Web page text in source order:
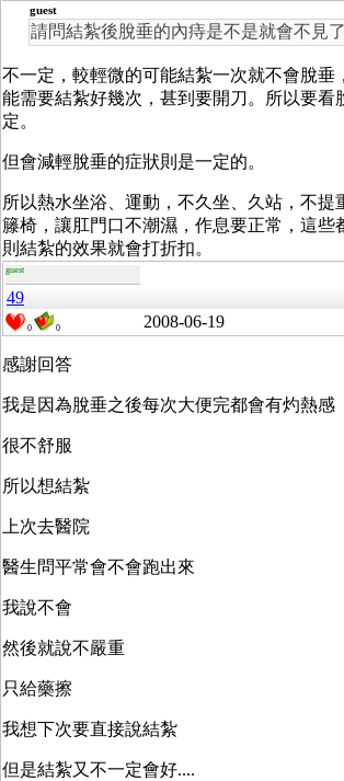
guest
請問結紮後脫垂的內痔是不是就會不見
不一定，較輕微的可能結紮一次就不會脫垂
能需要結紮好幾次，甚到要開刀。所以要看
定。
但會減輕脫垂的症狀則是一定的。
所以熱水坐浴、運動，不久坐、久站，不提
籐椅，讓肛門口不潮濕，作息要正常，這些
則結紮的效果就會打折扣。
guest
49
0 0 2008-06-19
感謝回答
我是因為脫垂之後每次大便完都會有灼熱感
很不舒服
所以想結紮
上次去醫院
醫生問平常會不會跑出來
我說不會
然後就說不嚴重
只給藥擦
我想下次要直接說結紮
但是結紮又不一定會好....